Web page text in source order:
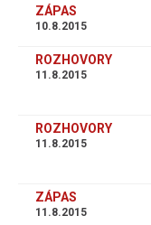
ZÁPAS
10.8.2015
ROZHOVORY
11.8.2015
ROZHOVORY
11.8.2015
ZÁPAS
11.8.2015